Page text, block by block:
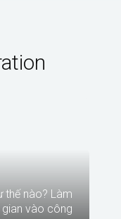
thế nào? Làm
vào công